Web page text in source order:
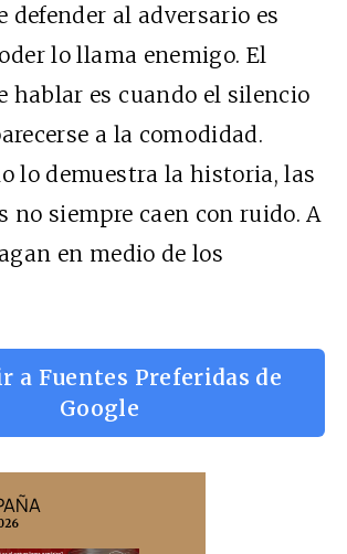
defender al adversario es
lo llama enemigo. El
hablar es cuando el silencio
a la comodidad.
lo demuestra la historia, las
no siempre caen con ruido. A
en medio de los
a Fuentes Preferidas de
Google